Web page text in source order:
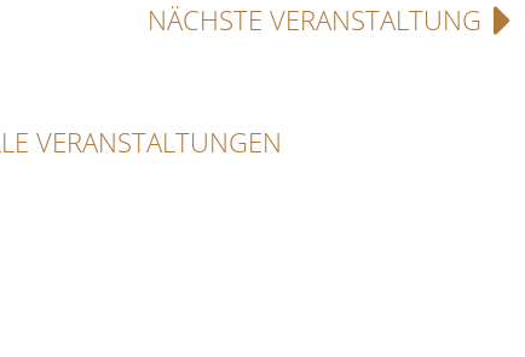
NÄCHSTE VERANSTALTUNG
VERANSTALTUNGEN